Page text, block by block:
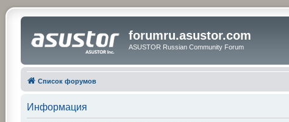
forumru.asustor.com
ASUSTOR Russian Community Forum
Список форумов
Информация